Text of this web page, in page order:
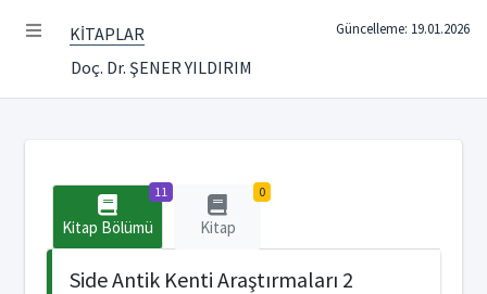
KİTAPLAR
Doç. Dr. ŞENER YILDIRIM
Güncelleme: 19.01.2026
11
Kitap Bölümü
0
Kitap
Side Antik Kenti Araştırmaları 2